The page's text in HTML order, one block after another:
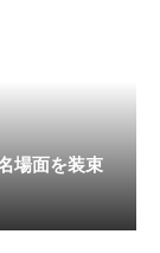
場面を装束